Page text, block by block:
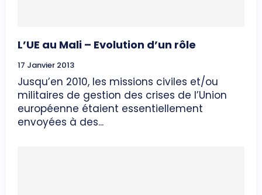
L’UE au Mali – Evolution d’un rôle
17 Janvier 2013
Jusqu’en 2010, les missions civiles et/ou
militaires de gestion des crises de l’Union
européenne étaient essentiellement
envoyées à des...